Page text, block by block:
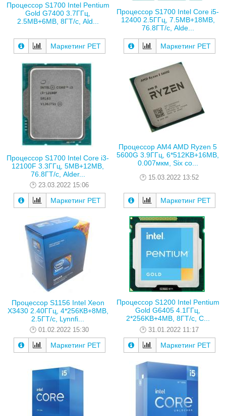
Процессор S1700 Intel Pentium
Gold G7400 3.7ГГц,
2.5MB+6MB, 8ГТ/с, Ald...
Маркетинг РЕТ
Процессор S1700 Intel Core i5-
12400 2.5ГГц, 7.5MB+18MB,
76.8ГТ/с, Alde...
Маркетинг РЕТ
Процессор S1700 Intel Core i3-
12100F 3.3ГГц, 5MB+12MB,
76.8ГТ/с, Alder...
23.03.2022 15:06
Маркетинг РЕТ
Процессор AM4 AMD Ryzen 5
5600G 3.9ГГц, 6*512KB+16MB,
0.007мкм, Six co...
15.03.2022 13:52
Маркетинг РЕТ
Процессор S1156 Intel Xeon
X3430 2.40ГГц, 4*256КB+8MB,
2.5ГТ/с, Lynnfi...
01.02.2022 15:30
Маркетинг РЕТ
Процессор S1200 Intel Pentium
Gold G6405 4.1ГГц,
2*256KB+4MB, 8ГТ/с, C...
31.01.2022 11:17
Маркетинг РЕТ